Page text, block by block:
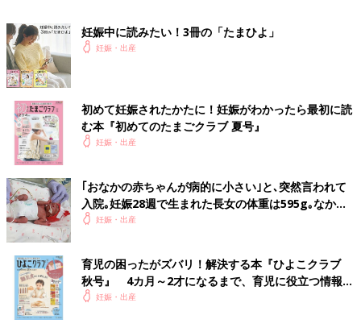
く耳にする“男の子の子育ては体力勝負”を薄々実感しながら、産
後に不安を感じる3 3歳の夏でした。
つぼいみきさんの妊娠33週目のエコー写真 張り止
め薬が処方される
妊娠中に読みたい！3冊の「たまひよ」
妊娠・出産
初めて妊娠されたかたに！妊娠がわかったら最初に読
む本『初めてのたまごクラブ 夏号』
妊娠・出産
｢おなかの赤ちゃんが病的に小さい｣と､突然言われて
入院｡妊娠28週で生まれた長女の体重は595g｡なかな
か会えない日々に涙した【低出生体重児】
妊娠・出産
育児の困ったがズバリ！解決する本『ひよこクラブ
秋号』 4カ月～2才になるまで、育児に役立つ情報が
いっぱい！
妊娠・出産